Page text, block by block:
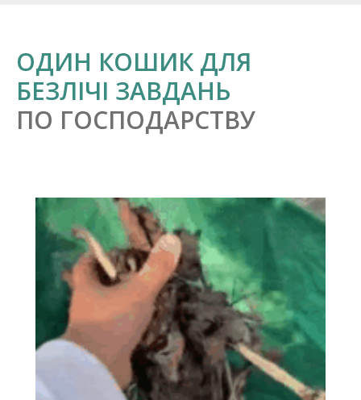
ОДИН КОШИК ДЛЯ
БЕЗЛІЧІ ЗАВДАНЬ
ПО ГОСПОДАРСТВУ